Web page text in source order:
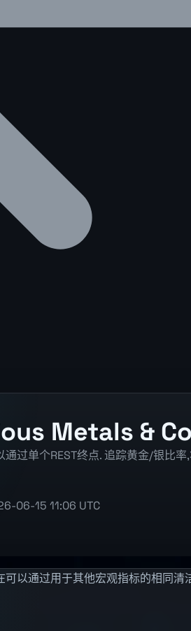
Metals &
过单个REST终点. 追踪黄金/银比
06-15 11:06 UTC
以通过用于其他宏观指标的相同